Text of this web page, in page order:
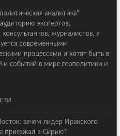
аналитика"
экспертов,
журналистов, а
современными
процессами и хотят быть в
и событий в мире геополитики и
зачем лидер Иракского
приезжал в Сирию?